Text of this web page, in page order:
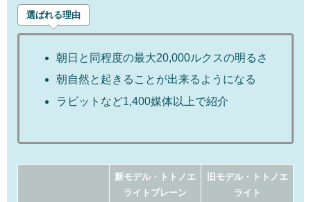
選ばれる理由
朝日と同程度の最大20,000ルクスの明るさ
朝自然と起きることが出来るようになる
ラビットなど1,400媒体以上で紹介
新モデル・トトノエ
ライトプレーン
旧モデル・トトノエ
ライト